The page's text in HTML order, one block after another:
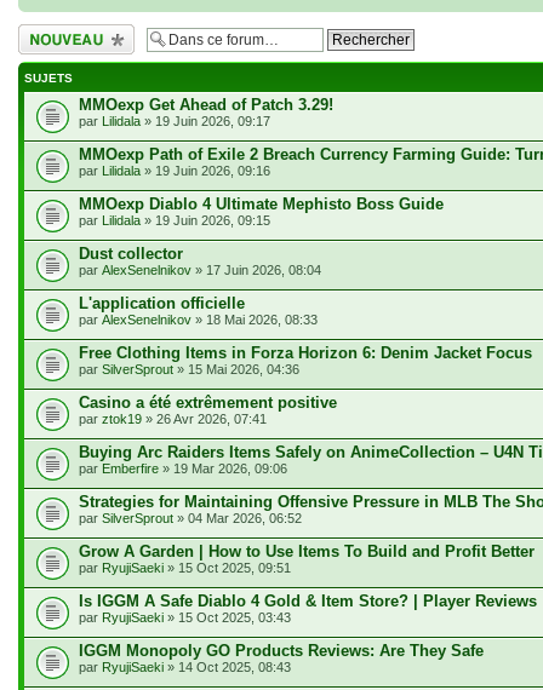
Écrire un nouveau
sujet
SUJETS
MMOexp Get Ahead of Patch 3.29!
par Lilidala » 19 Juin 2026, 09:17
MMOexp Path of Exile 2 Breach Currency Farming Guide:
par Lilidala » 19 Juin 2026, 09:16
MMOexp Diablo 4 Ultimate Mephisto Boss Guide
par Lilidala » 19 Juin 2026, 09:15
Dust collector
par AlexSenelnikov » 17 Juin 2026, 08:04
L'application officielle
par AlexSenelnikov » 18 Mai 2026, 08:33
Free Clothing Items in Forza Horizon 6: Denim Jacket Focus
par SilverSprout » 15 Mai 2026, 04:36
Casino a été extrêmement positive
par ztok19 » 26 Avr 2026, 07:41
Buying Arc Raiders Items Safely on AnimeCollection – U4N
par Emberfire » 19 Mar 2026, 09:06
Strategies for Maintaining Offensive Pressure in MLB The
par SilverSprout » 04 Mar 2026, 06:52
Grow A Garden | How to Use Items To Build and Profit Better
par RyujiSaeki » 15 Oct 2025, 09:51
Is IGGM A Safe Diablo 4 Gold & Item Store? | Player Reviews
par RyujiSaeki » 15 Oct 2025, 03:43
IGGM Monopoly GO Products Reviews: Are They Safe
par RyujiSaeki » 14 Oct 2025, 08:43